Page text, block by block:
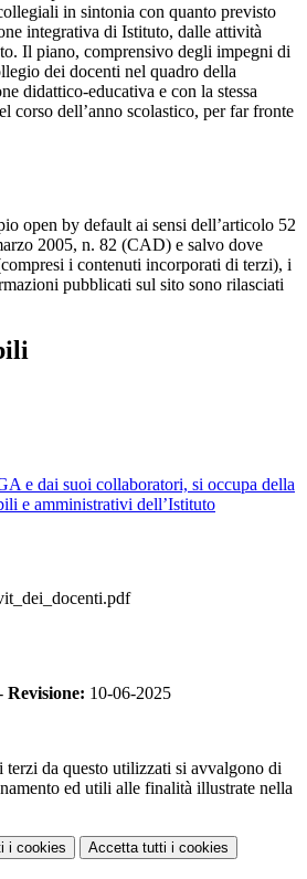
in sintonia con quanto previsto
integrativa di Istituto, dalle attività
Il piano, comprensivo degli impegni di
dei docenti nel quadro della
didattico-educativa e con la stessa
corso dell’anno scolastico, per far fronte
open by default ai sensi dell’articolo 52
2005, n. 82 (CAD) e salvo dove
i contenuti incorporati di terzi), i
pubblicati sul sito sono rilasciati
e dai suoi collaboratori, si occupa della
e amministrativi dell’Istituto
Revisione: 10-06-2025
terzi da questo utilizzati si avvalgono di
ed utili alle finalità illustrate nella
i cookies Accetta tutti i cookies